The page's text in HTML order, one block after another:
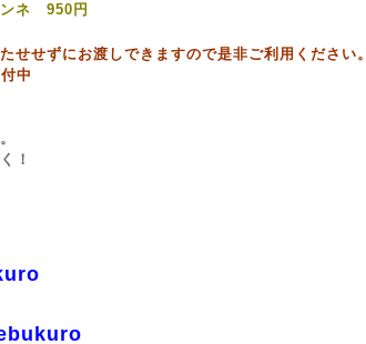
ンネ 950円
せせずにお渡しできますので是非ご利用ください。
中
！